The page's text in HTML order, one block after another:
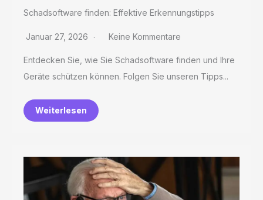
Schadsoftware finden: Effektive Erkennungstipps
Januar 27, 2026 Keine Kommentare
Entdecken Sie, wie Sie Schadsoftware finden und Ihre
Geräte schützen können. Folgen Sie unseren Tipps...
Weiterlesen